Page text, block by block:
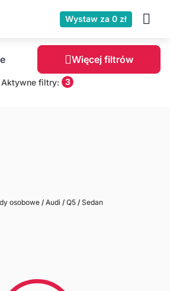
Wystaw za 0 zł
Więcej filtrów
Aktywne filtry: 3
osobowe/ Audi / Q5 / Sedan